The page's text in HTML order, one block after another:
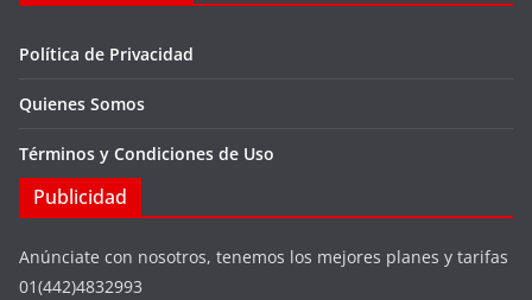
Política de Privacidad
Quienes Somos
Términos y Condiciones de Uso
Publicidad
Anúnciate con nosotros, tenemos los mejores planes y tarifas
01(442)4832993